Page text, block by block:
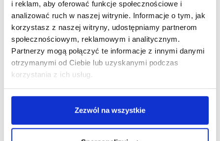
i reklam, aby oferować funkcje społecznościowe i
analizować ruch w naszej witrynie. Informacje o tym, jak
korzystasz z naszej witryny, udostępniamy partnerom
społecznościowym, reklamowym i analitycznym.
Partnerzy mogą połączyć te informacje z innymi danymi
otrzymanymi od Ciebie lub uzyskanymi podczas
korzystania z ich usług.
Zezwól na wszystkie
R E K L A M A